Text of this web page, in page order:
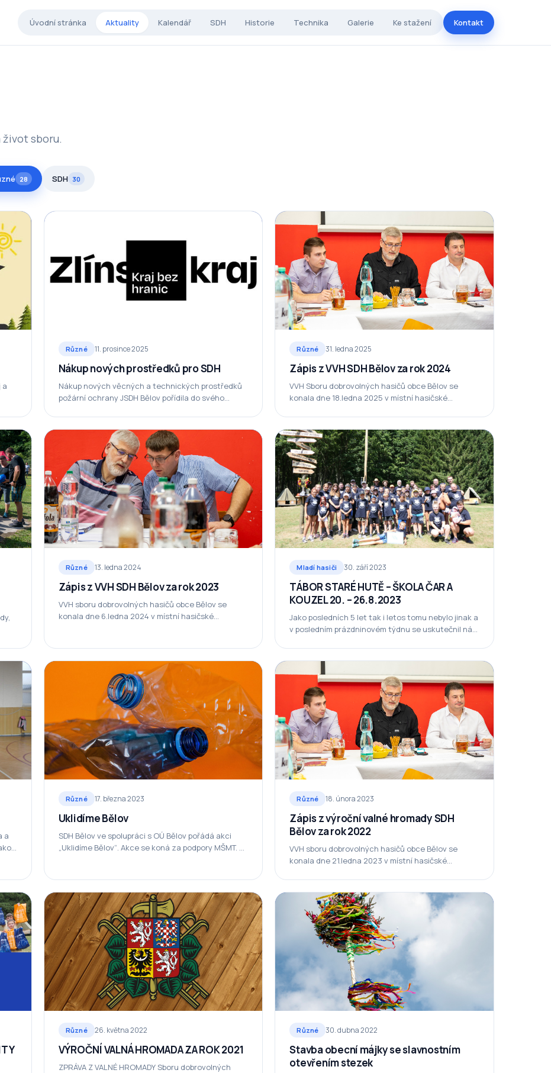
Úvodní stránka Aktuality Kalendář SDH Historie Technika Galerie Ke stažení Kontakt
život sboru.
28 SDH 30
a
Různé 11. prosince 2025
Nákup nových prostředků pro SDH
Nákup nových věcných a technických prostředků
požární ochrany JSDH Bělov pořídila do svého
Různé 31. ledna 2025
Zápis z VVH SDH Bělov za rok 2024
VVH Sboru dobrovolných hasičů obce Bělov se
konala dne 18.ledna 2025 v místní hasičské
Různé 13. ledna 2024
Zápis z VVH SDH Bělov za rok 2023
VVH sboru dobrovolných hasičů obce Bělov se
konala dne 6.ledna 2024 v místní hasičské
Mladí hasiči 30. září 2023
TÁBOR STARÉ HUTĚ – ŠKOLA ČAR A
KOUZEL 20. – 26.8.2023
Jako posledních 5 let tak i letos tomu nebylo jinak a
v posledním prázdninovém týdnu se uskutečnil náš
a
Různé 17. března 2023
Uklidíme Bělov
SDH Bělov ve spolupráci s OÚ Bělov pořádá akci
„Uklidíme Bělov“. Akce se koná za podpory MŠMT. V
Různé 18. února 2023
Zápis z výroční valné hromady SDH
Bělov za rok 2022
VVH sboru dobrovolných hasičů obce Bělov se
konala dne 21.ledna 2023 v místní hasičské
Různé 26. května 2022
VÝROČNÍ VALNÁ HROMADA ZA ROK 2021
ZPRÁVA Z VALNÉ HROMADY Sboru dobrovolných
Různé 30. dubna 2022
Stavba obecní májky se slavnostním
otevřením stezek